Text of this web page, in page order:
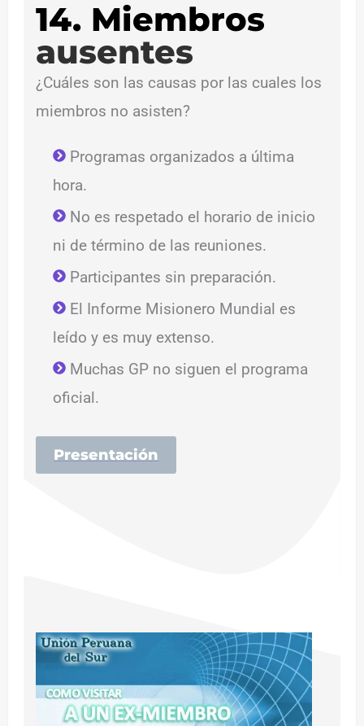
14. Miembros
ausentes
¿Cuáles son las causas por las cuales los
miembros no asisten?
Programas organizados a última
hora.
No es respetado el horario de inicio
ni de término de las reuniones.
Participantes sin preparación.
El Informe Misionero Mundial es
leído y es muy extenso.
Muchas GP no siguen el programa
oficial.
Presentación